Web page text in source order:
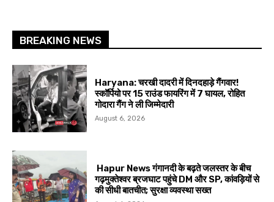
BREAKING NEWS
Haryana: चरखी दादरी में दिनदहाड़े गैंगवार!
स्कॉर्पियो पर 15 राउंड फायरिंग में 7 घायल, रोहित
गोदारा गैंग ने ली जिम्मेदारी
August 6, 2026
Hapur News गंगानदी के बढ़ते जलस्तर के बीच
गढ़मुक्तेश्वर ब्रजघाट पहुंचे DM और SP, कांवड़ियों से
की सीधी बातचीत; सुरक्षा व्यवस्था सख्त